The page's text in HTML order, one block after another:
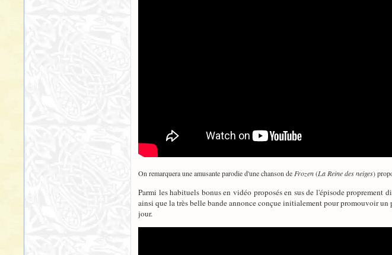
On remarquera une amusante parodie d'une chanson de Frozen(La Reine des neiges)
Parmi les habituels bonus en vidéo proposés en sus de l'épisode
ainsi que la très belle bande annonce conçue initialement pour promouvoir
jour.